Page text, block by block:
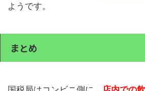
ようです。
まとめ